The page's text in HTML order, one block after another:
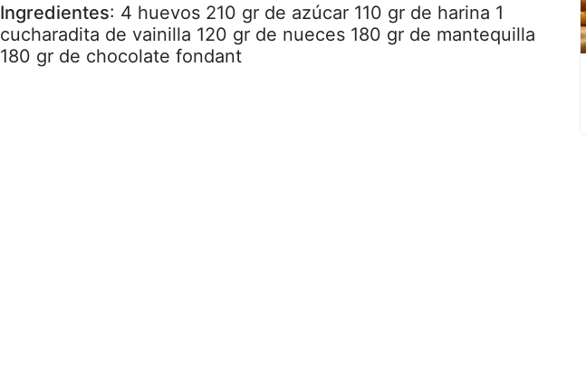
Ingredientes: 4 huevos 210 gr de azúcar 110 gr de harina 1
cucharadita de vainilla 120 gr de nueces 180 gr de mantequilla
180 gr de chocolate fondant